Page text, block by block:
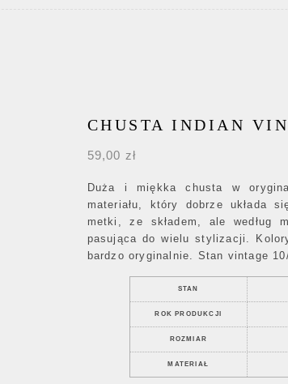
CHUSTA INDIAN
59,00 zł
Duża i miękka chusta w
materiału, który dobrze układa
metki, ze składem, ale według
pasująca do wielu stylizacji.
bardzo oryginalnie. Stan vintage
STAN
ROK PRODUKCJI
ROZMIAR
MATERIAŁ